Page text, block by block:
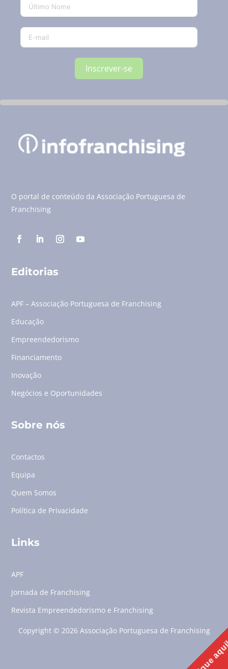
Inscrever-se
O portal de conteúdo da Associação Portuguesa de
Franchising
Editorias
APF – Associação Portuguesa de Franchising
Educação
Empreendedorismo
Financiamento
Inovação
Negócios e Oportunidades
Sobre nós
Contactos
Equipa
Quem Somos
Política de Privacidade
Links
APF
Jornada de Franchising
Revista Empreendedorismo e Franchising
Copyright © 2026 Associação Portuguesa de Franchising
Clique